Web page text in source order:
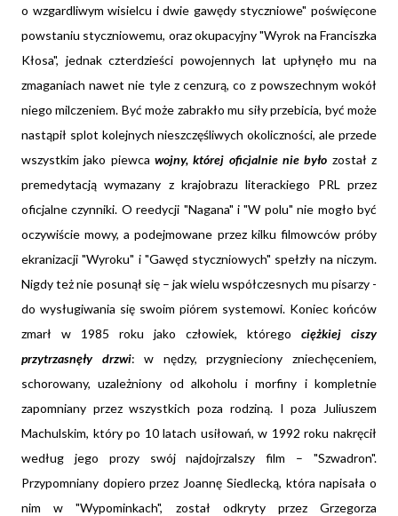
o wzgardliwym wisielcu i dwie gawędy styczniowe" poświęcone
powstaniu styczniowemu, oraz okupacyjny "Wyrok na Franciszka
Kłosa", jednak czterdzieści powojennych lat upłynęło mu na
zmaganiach nawet nie tyle z cenzurą, co z powszechnym wokół
niego milczeniem. Być może zabrakło mu siły przebicia, być może
nastąpił splot kolejnych nieszczęśliwych okoliczności, ale przede
wszystkim jako piewca wojny, której oficjalnie nie było został z
premedytacją wymazany z krajobrazu literackiego PRL przez
oficjalne czynniki. O reedycji "Nagana" i "W polu" nie mogło być
oczywiście mowy, a podejmowane przez kilku filmowców próby
ekranizacji "Wyroku" i "Gawęd styczniowych" spełzły na niczym.
Nigdy też nie posunął się – jak wielu współczesnych mu pisarzy -
do wysługiwania się swoim piórem systemowi. Koniec końców
zmarł w 1985 roku jako człowiek, którego ciężkiej ciszy
przytrzasnęły drzwi: w nędzy, przygnieciony zniechęceniem,
schorowany, uzależniony od alkoholu i morfiny i kompletnie
zapomniany przez wszystkich poza rodziną. I poza Juliuszem
Machulskim, który po 10 latach usiłowań, w 1992 roku nakręcił
według jego prozy swój najdojrzalszy film – "Szwadron".
Przypomniany dopiero przez Joannę Siedlecką, która napisała o
nim w "Wypominkach", został odkryty przez Grzegorza